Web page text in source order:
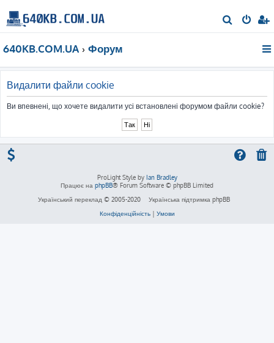
о
640KB.COM.UA Форум
Видалити файли cookie
Ви впевнені, що хочете видалити усі встановлені форумом файли cookie?
ProLight Style by Ian Bradley
Працює на phpBB® Forum Software © phpBB Limited
Український переклад © 2005-2020
Українська підтримка phpBB
Конфіденційність| Умови